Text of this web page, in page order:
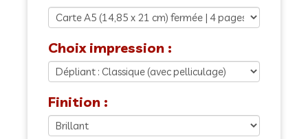
Choix impression :
Finition :